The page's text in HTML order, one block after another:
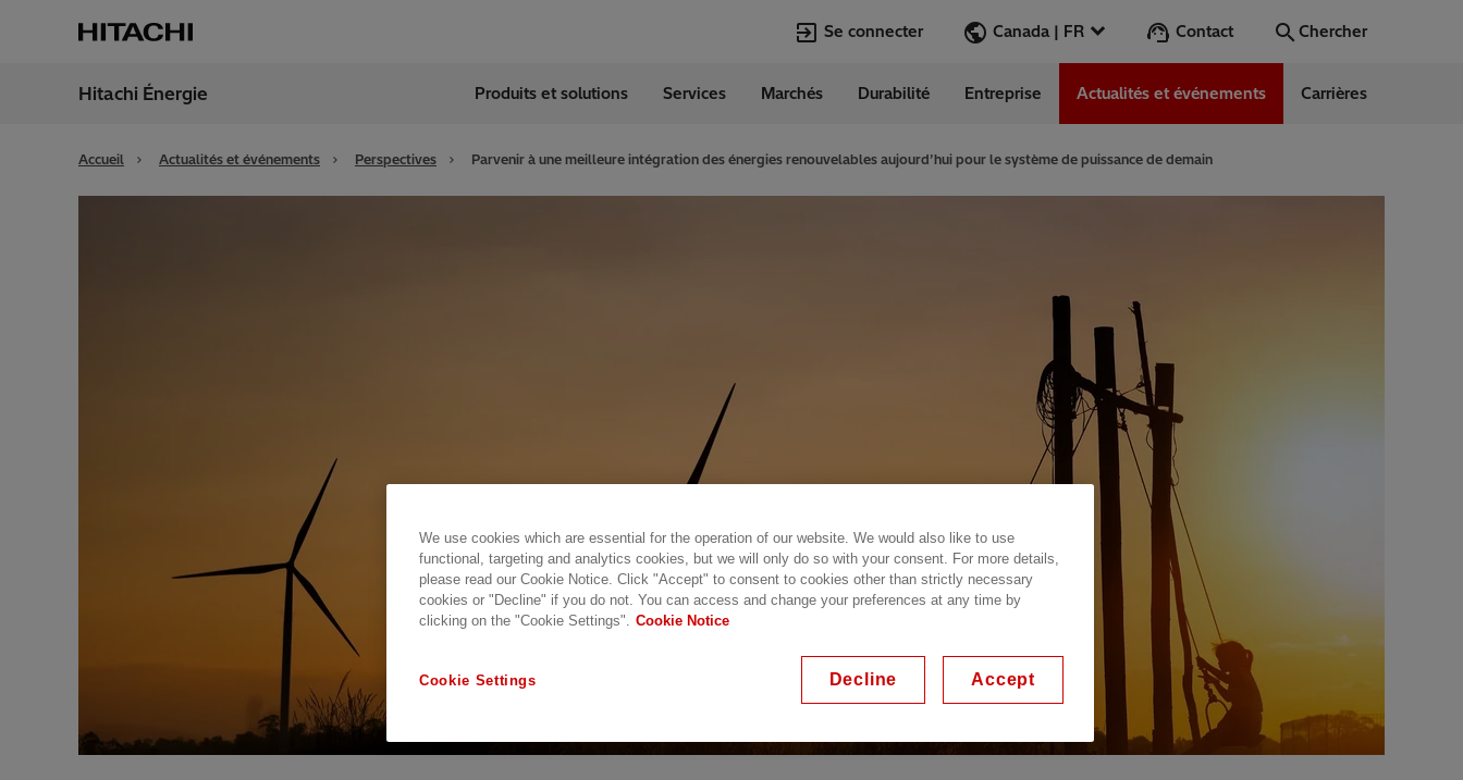
Se connecter Canada | FR
Canada English Aller
Contact Chercher
Chercher
Hitachi Énergie Produits et solutions Services Marchés Durabilité Entreprise Actualités et événements Carrières
Accueil Actualités et événements Perspectives Parvenir à une meilleure intégration des énergies renouvelables aujourd’hui pour le système de puissance de demain
We use cookies which are essential for the operation of our website. We would also like to use
functional, targeting and analytics cookies, but we will only do so with your consent. For more details,
please read our Cookie Notice. Click "Accept" to consent to cookies other than strictly necessary
cookies or "Decline" if you do not. You can access and change your preferences at any time by
clicking on the "Cookie Settings".
Cookie Notice
Cookie Settings Decline Accept